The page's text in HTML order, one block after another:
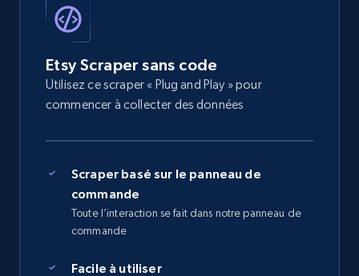
Etsy Scraper sans code
Utilisez ce scraper « Plug and Play » pour
commencer à collecter des données
Scraper basé sur le panneau de
commande
Toute l’interaction se fait dans notre panneau de
commande
Facile à utiliser